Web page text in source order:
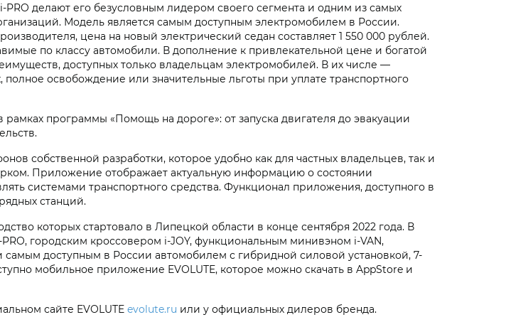
делают его безусловным лидером своего сегмента и одним из самых
Модель является самым доступным электромобилем в России.
цена на новый электрический седан составляет 1 550 000 рублей.
по классу автомобили. В дополнение к привлекательной цене и богатой
доступных только владельцам электромобилей. В их числе —
освобождение или значительные льготы при уплате транспортного
программы «Помощь на дороге»: от запуска двигателя до эвакуации
собственной разработки, которое удобно как для частных владельцев, так и
Приложение отображает актуальную информацию о состоянии
системами транспортного средства. Функционал приложения, доступного в
станций.
которых стартовало в Липецкой области в конце сентября 2022 года. В
городским кроссовером i‑JOY, функциональным минивэном i‑VAN,
доступным в России автомобилем с гибридной силовой установкой, 7-
мобильное приложение EVOLUTE, которое можно скачать в AppStore и
сайте EVOLUTE evolute.ru или у официальных дилеров бренда.